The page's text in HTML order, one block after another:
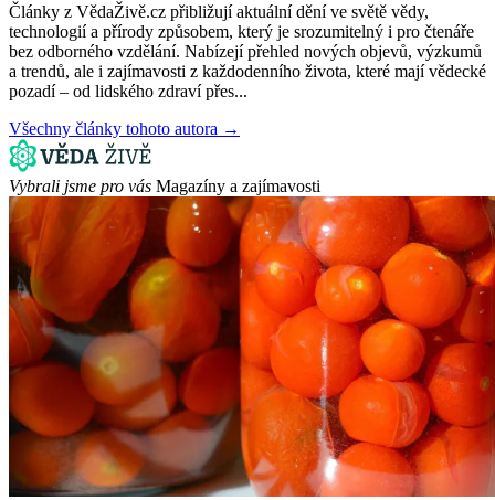
Články z VědaŽivě.cz přibližují aktuální dění ve světě vědy,
technologií a přírody způsobem, který je srozumitelný i pro čtenáře
bez odborného vzdělání. Nabízejí přehled nových objevů, výzkumů
a trendů, ale i zajímavosti z každodenního života, které mají vědecké
pozadí – od lidského zdraví přes...
Všechny články tohoto autora →
Vybrali jsme pro vás Magazíny a zajímavosti